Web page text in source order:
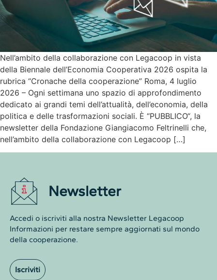
Nell’ambito della collaborazione con Legacoop in vista
della Biennale dell’Economia Cooperativa 2026 ospita la
rubrica “Cronache della cooperazione” Roma, 4 luglio
2026 – Ogni settimana uno spazio di approfondimento
dedicato ai grandi temi dell’attualità, dell’economia, della
politica e delle trasformazioni sociali. È “PUBBLICO“, la
newsletter della Fondazione Giangiacomo Feltrinelli che,
nell’ambito della collaborazione con Legacoop […]
Newsletter
Accedi o iscriviti alla nostra Newsletter Legacoop
Informazioni per restare sempre aggiornati sul mondo
della cooperazione.
Iscriviti